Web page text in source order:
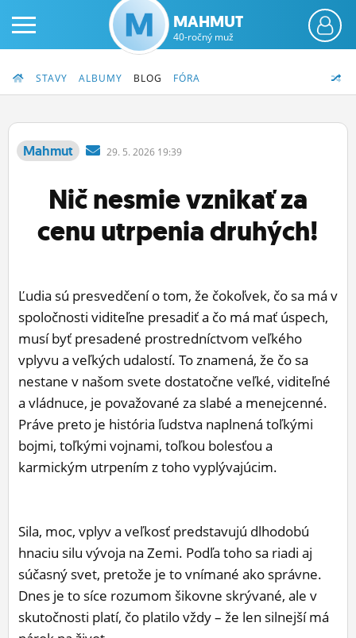
PRIHLÁS SA
ČINŽIAK
FÓRUM
BLOGY
OBRÁZKY
ĽUDIA
MÔJ PROFIL
NASTAVENIA
ROLETA
MAHMUT
40-ročný muž
STAVY ALBUMY BLOG FÓRA
Mahmut 29. 5. 2026 19:39
Nič nesmie vznikať za
cenu utrpenia druhých!
Ľudia sú presvedčení o tom, že čokoľvek, čo sa má v
spoločnosti viditeľne presadiť a čo má mať úspech,
musí byť presadené prostredníctvom veľkého
vplyvu a veľkých udalostí. To znamená, že čo sa
nestane v našom svete dostatočne veľké, viditeľné
a vládnuce, je považované za slabé a menejcenné.
Práve preto je história ľudstva naplnená toľkými
bojmi, toľkými vojnami, toľkou bolesťou a
karmickým utrpením z toho vyplývajúcim.
Sila, moc, vplyv a veľkosť predstavujú dlhodobú
hnaciu silu vývoja na Zemi. Podľa toho sa riadi aj
súčasný svet, pretože je to vnímané ako správne.
Dnes je to síce rozumom šikovne skrývané, ale v
skutočnosti platí, čo platilo vždy – že len silnejší má